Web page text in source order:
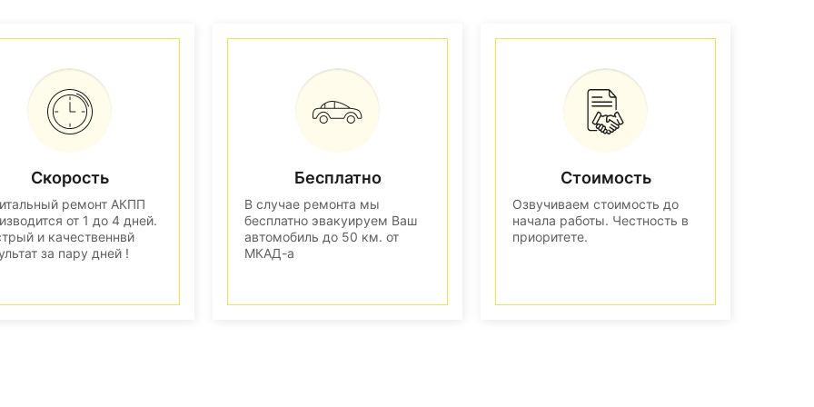
Скорость
ремонт АКПП
от 1 до 4 дней.
и качественнвй
за пару дней !
Бесплатно
В случае ремонта мы
бесплатно эвакуируем Ваш
автомобиль до 50 км. от
МКАД-а
Стоимость
Озвучиваем стоимость до
начала работы. Честность в
приоритете.